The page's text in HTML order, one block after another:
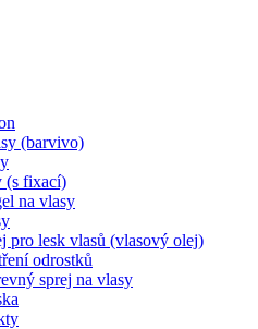
(barvivo)
(s fixací)
na vlasy
pro lesk vlasů (vlasový olej)
odrostků
sprej na vlasy